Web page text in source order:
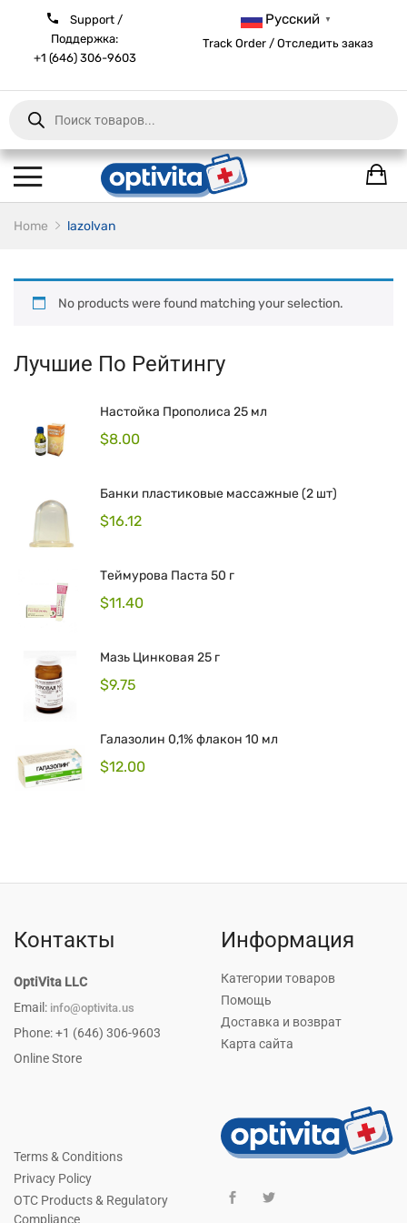
Support /
Поддержка:
+1 (646) 306-9603
Русский ▼
Track Order / Отследить заказ
Products
search
Home lazolvan
No products were found matching your selection.
Лучшие По Рейтингу
Настойка Прополиса 25 мл
$8.00
Банки пластиковые массажные (2 шт)
$16.12
Теймурова Паста 50 г
$11.40
Мазь Цинковая 25 г
$9.75
Галазолин 0,1% флакон 10 мл
$12.00
Контакты
OptiVita LLC
Email: info@optivita.us
Phone: +1 (646) 306-9603
Online Store
Информация
Категории товаров
Помощь
Доставка и возврат
Карта сайта
Terms & Conditions
Privacy Policy
OTC Products & Regulatory
Compliance